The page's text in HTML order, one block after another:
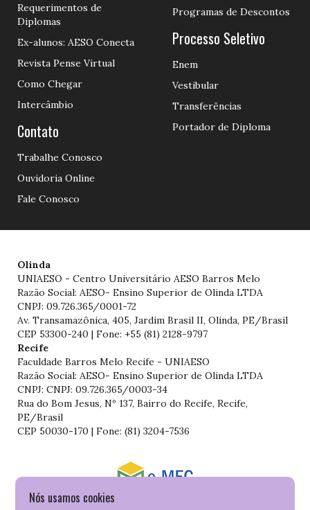
Nós usamos cookies
Requerimentos de
Diplomas
Ex-alunos: AESO Conecta
Revista Pense Virtual
Como Chegar
Intercâmbio
Contato
Trabalhe Conosco
Ouvidoria Online
Fale Conosco
Programas de Descontos
Processo Seletivo
Enem
Vestibular
Transferências
Portador de Diploma
Olinda
UNIAESO - Centro Universitário AESO Barros Melo
Razão Social: AESO- Ensino Superior de Olinda LTDA
CNPJ: 09.726.365/0001-72
Av. Transamazônica, 405, Jardim Brasil II, Olinda, PE/Brasil
CEP 53300-240 | Fone: +55 (81) 2128-9797
Recife
Faculdade Barros Melo Recife - UNIAESO
Razão Social: AESO- Ensino Superior de Olinda LTDA
CNPJ: CNPJ: 09.726.365/0003-34
Rua do Bom Jesus, Nº 137, Bairro do Recife, Recife,
PE/Brasil
CEP 50030-170 | Fone: (81) 3204-7536
Consulte o cadastro da Instituição no Sistema do e-MEC